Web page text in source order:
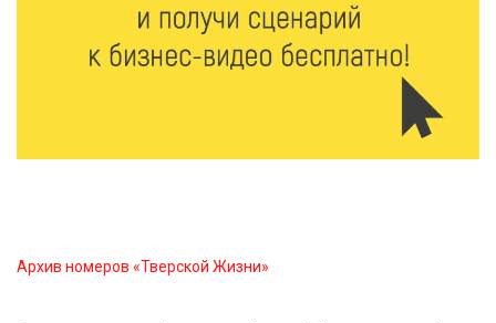
Твери в начале августа
Архив номеров «Тверской Жизни»